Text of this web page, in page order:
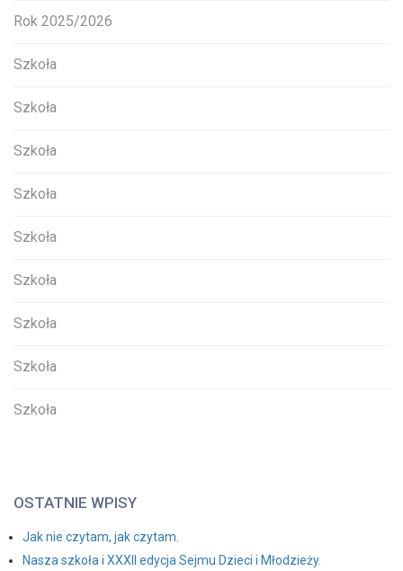
Rok 2025/2026
Szkoła
Szkoła
Szkoła
Szkoła
Szkoła
Szkoła
Szkoła
Szkoła
Szkoła
OSTATNIE WPISY
Jak nie czytam, jak czytam.
Nasza szkoła i XXXII edycja Sejmu Dzieci i Młodzieży.